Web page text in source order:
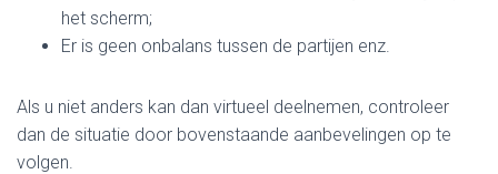
het scherm;
Er is geen onbalans tussen de partijen enz.
Als u niet anders kan dan virtueel deelnemen, controleer
dan de situatie door bovenstaande aanbevelingen op te
volgen.